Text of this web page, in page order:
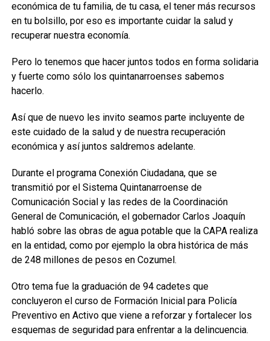
económica de tu familia, de tu casa, el tener más recursos
en tu bolsillo, por eso es importante cuidar la salud y
recuperar nuestra economía.
Pero lo tenemos que hacer juntos todos en forma solidaria
y fuerte como sólo los quintanarroenses sabemos
hacerlo.
Así que de nuevo les invito seamos parte incluyente de
este cuidado de la salud y de nuestra recuperación
económica y así juntos saldremos adelante.
Durante el programa Conexión Ciudadana, que se
transmitió por el Sistema Quintanarroense de
Comunicación Social y las redes de la Coordinación
General de Comunicación, el gobernador Carlos Joaquín
habló sobre las obras de agua potable que la CAPA realiza
en la entidad, como por ejemplo la obra histórica de más
de 248 millones de pesos en Cozumel.
Otro tema fue la graduación de 94 cadetes que
concluyeron el curso de Formación Inicial para Policía
Preventivo en Activo que viene a reforzar y fortalecer los
esquemas de seguridad para enfrentar a la delincuencia.